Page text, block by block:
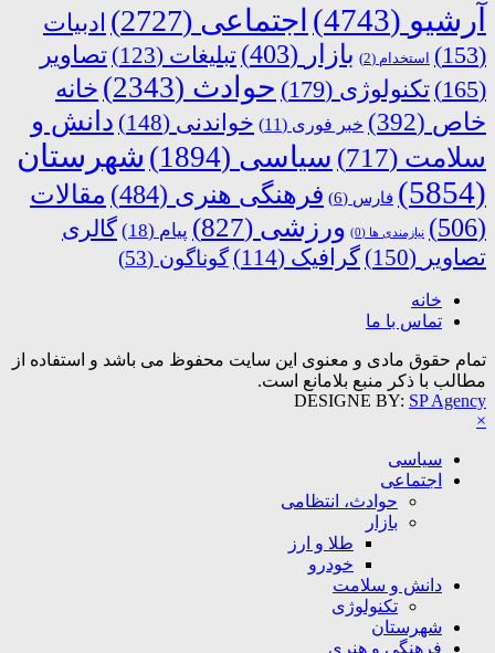
آرشیو (4743) اجتماعی (2727)
ادبیات
(153)
استخدام (2) بازار (403) تبلیغات (123)
تصاویر
(165)
تکنولوژی (179) حوادث (2343)
خانه
خاص (392) خبر فوری (11) خواندنی (148)
دانش و
سلامت (717) سیاسی (1894)
شهرستان
(5854)
فارس (6) فرهنگی هنری (484)
مقالات
(506)
نیازمندی ها (0) ورزشی (827) پیام (18)
گالری
تصاویر (150) گرافیک (114) گوناگون (53)
خانه
تماس با ما
تمام حقوق مادی و معنوی این سایت محفوظ می باشد و استفاده از
مطالب با ذکر منبع بلامانع است.
DESIGNE BY: SP Agency
×
سیاسی
اجتماعی
حوادث، انتظامی
بازار
طلا و ارز
خودرو
دانش و سلامت
تکنولوژی
شهرستان
فرهنگی و هنری